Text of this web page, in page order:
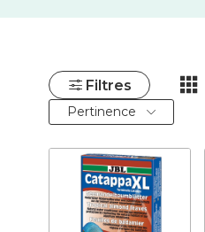
Filtres
Pertinence